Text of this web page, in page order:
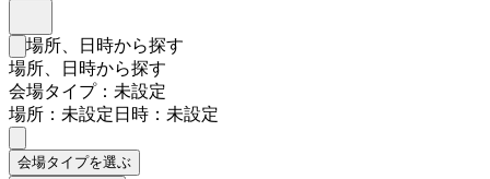
検索フォームを閉じる
場所、日時から探す
場所、日時から探す
会場タイプ：未設定
場所：未設定日時：未設定
会場タイプを選ぶ